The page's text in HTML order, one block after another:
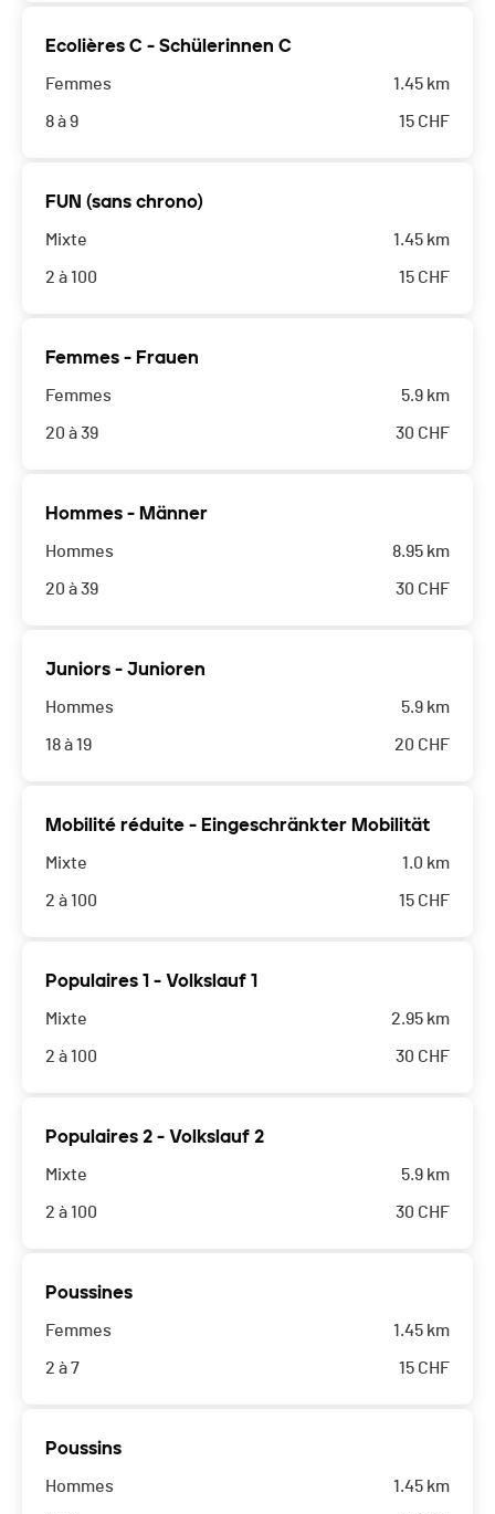
Ecolières C - Schülerinnen C
Femmes
8 à 9
1.45 km
15 CHF
FUN (sans chrono)
Mixte
2 à 100
1.45 km
15 CHF
Femmes - Frauen
Femmes
20 à 39
5.9 km
30 CHF
Hommes - Männer
Hommes
20 à 39
8.95 km
30 CHF
Juniors - Junioren
Hommes
18 à 19
5.9 km
20 CHF
Mobilité réduite - Eingeschränkter Mobilität
Mixte
2 à 100
1.0 km
15 CHF
Populaires 1 - Volkslauf 1
Mixte
2 à 100
2.95 km
30 CHF
Populaires 2 - Volkslauf 2
Mixte
2 à 100
5.9 km
30 CHF
Poussines
Femmes
2 à 7
1.45 km
15 CHF
Poussins
Hommes 1.45 km